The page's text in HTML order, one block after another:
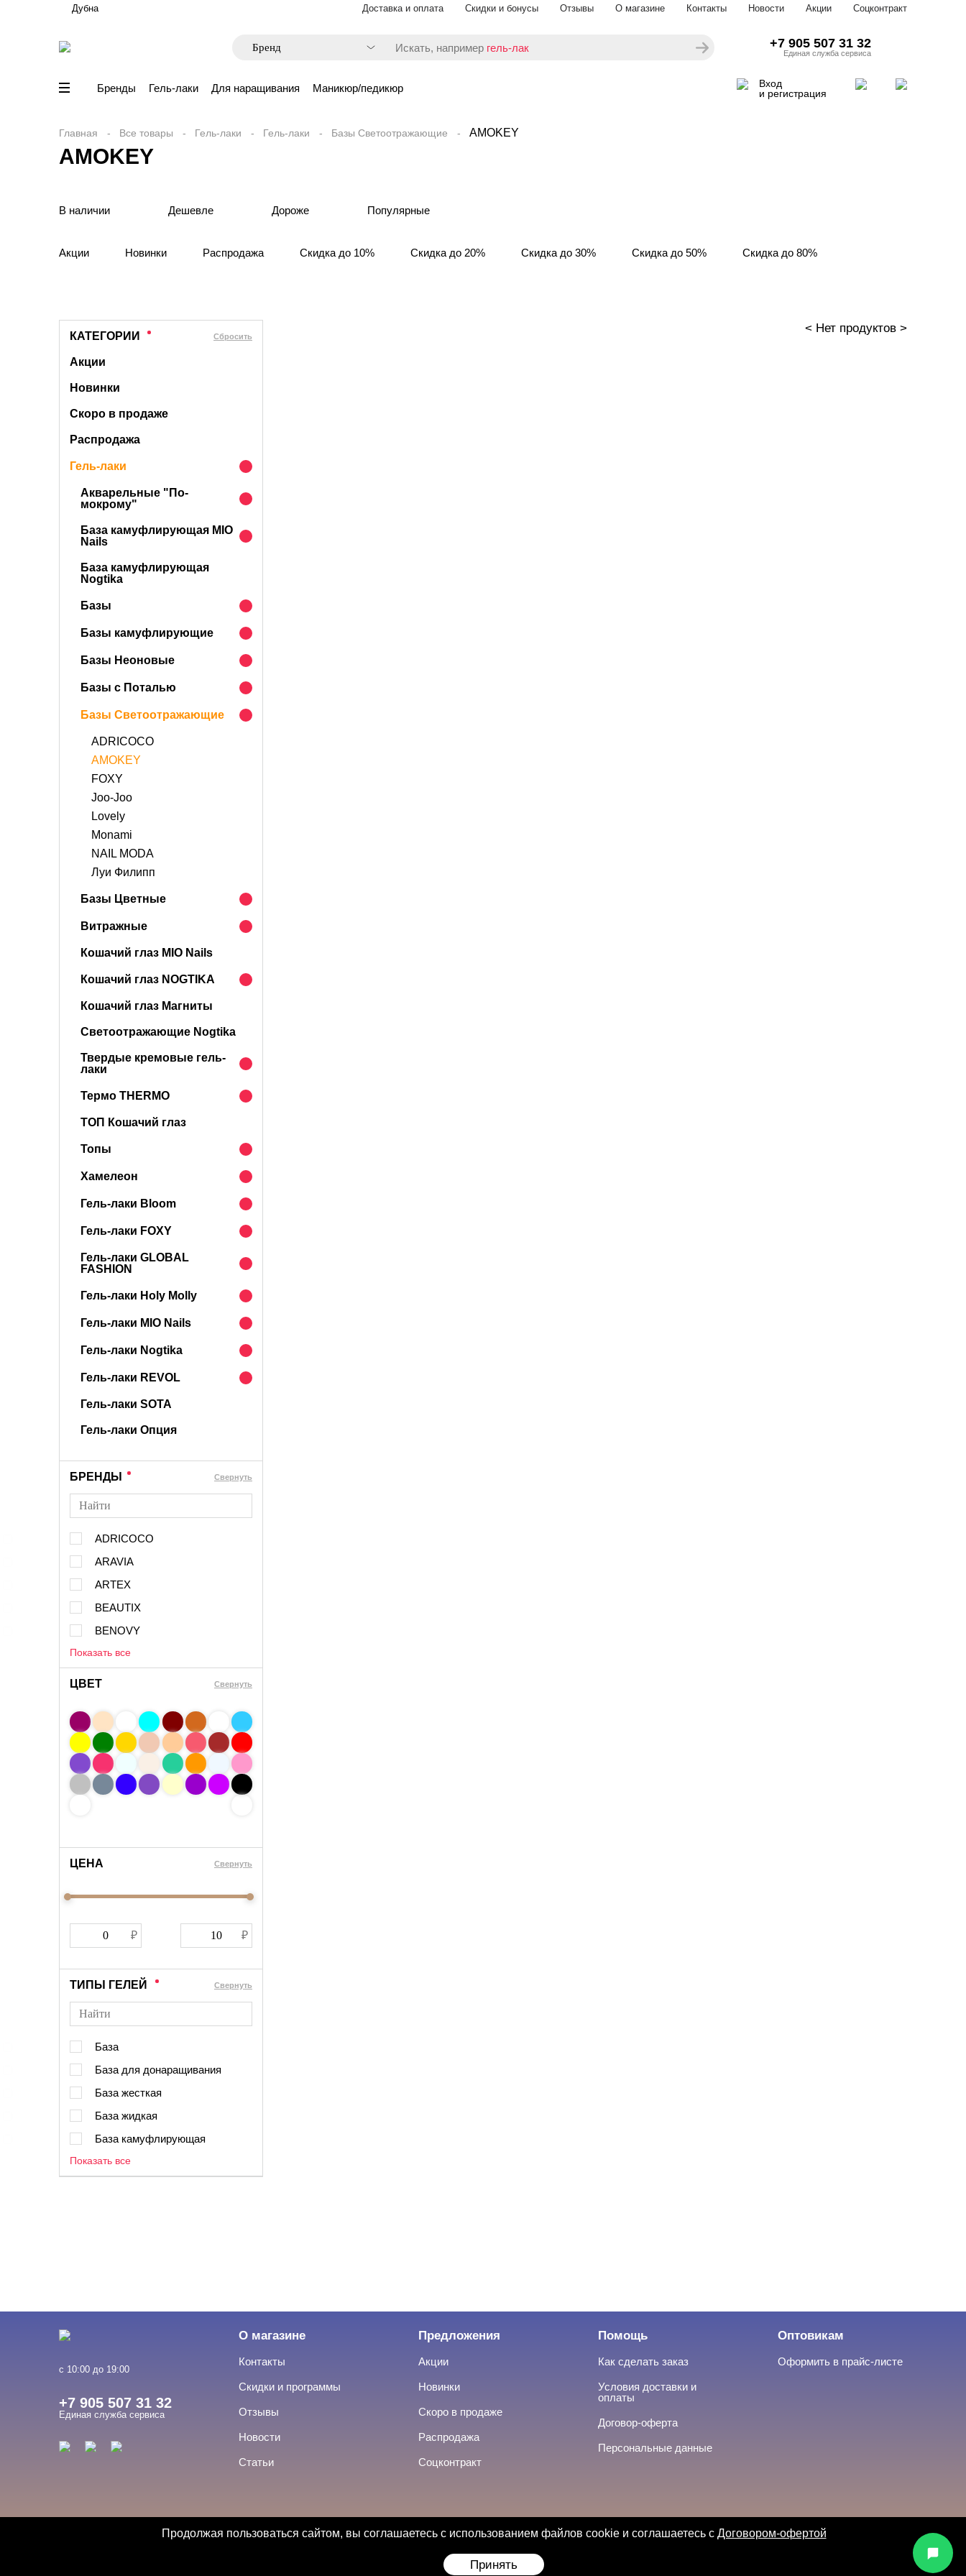
Дубна Доставка и оплата Скидки и бонусы Отзывы О магазине Контакты Новости Акции Соцконтракт
Искать, например гель-лак +7 905 507 31 32
Единая служба сервиса
Бренды Гель-лаки Для наращивания Маникюр/педикюр
Вход
и регистрация
Главная Все товары Гель-лаки Гель-лаки Базы Светоотражающие AMOKEY
AMOKEY
В наличии Дешевле Дороже Популярные
Акции Новинки Распродажа Скидка до 10% Скидка до 20% Скидка до 30% Скидка до 50% Скидка до 80%
КАТЕГОРИИ Cбросить
Акции
Новинки
Скоро в продаже
Распродажа
Гель-лаки
Акварельные "По-
мокрому"
База камуфлирующая MIO
Nails
База камуфлирующая
Nogtika
Базы
Базы камуфлирующие
Базы Неоновые
Базы с Поталью
Базы Светоотражающие
ADRICOCO
AMOKEY
FOXY
Joo-Joo
Lovely
Monami
NAIL MODA
Луи Филипп
Базы Цветные
Витражные
Кошачий глаз MIO Nails
Кошачий глаз NOGTIKA
Кошачий глаз Магниты
Светоотражающие Nogtika
Твердые кремовые гель-
лаки
Термо THERMO
ТОП Кошачий глаз
Топы
Хамелеон
Гель-лаки Bloom
Гель-лаки FOXY
Гель-лаки GLOBAL
FASHION
Гель-лаки Holy Molly
Гель-лаки MIO Nails
Гель-лаки Nogtika
Гель-лаки REVOL
Гель-лаки SOTA
Гель-лаки Опция
БРЕНДЫ Cвернуть
ADRICOCO
ARAVIA
ARTEX
BEAUTIX
BENOVY
Показать все
ЦВЕТ Свернуть
ЦЕНА Cвернуть
ТИПЫ ГЕЛЕЙ Cвернуть
База
База для донаращивания
База жесткая
База жидкая
База камуфлирующая
Показать все
< Нет продуктов >
с 10:00 до 19:00
+7 905 507 31 32
Единая служба сервиса
О магазине
Контакты
Скидки и программы
Отзывы
Новости
Статьи
Предложения
Акции
Новинки
Скоро в продаже
Распродажа
Соцконтракт
Помощь
Как сделать заказ
Условия доставки и
оплаты
Договор-оферта
Персональные данные
Оптовикам
Оформить в прайс-листе
Продолжая пользоваться сайтом, вы соглашаетесь с использованием файлов cookie и соглашаетесь с Договором-офертой
Принять